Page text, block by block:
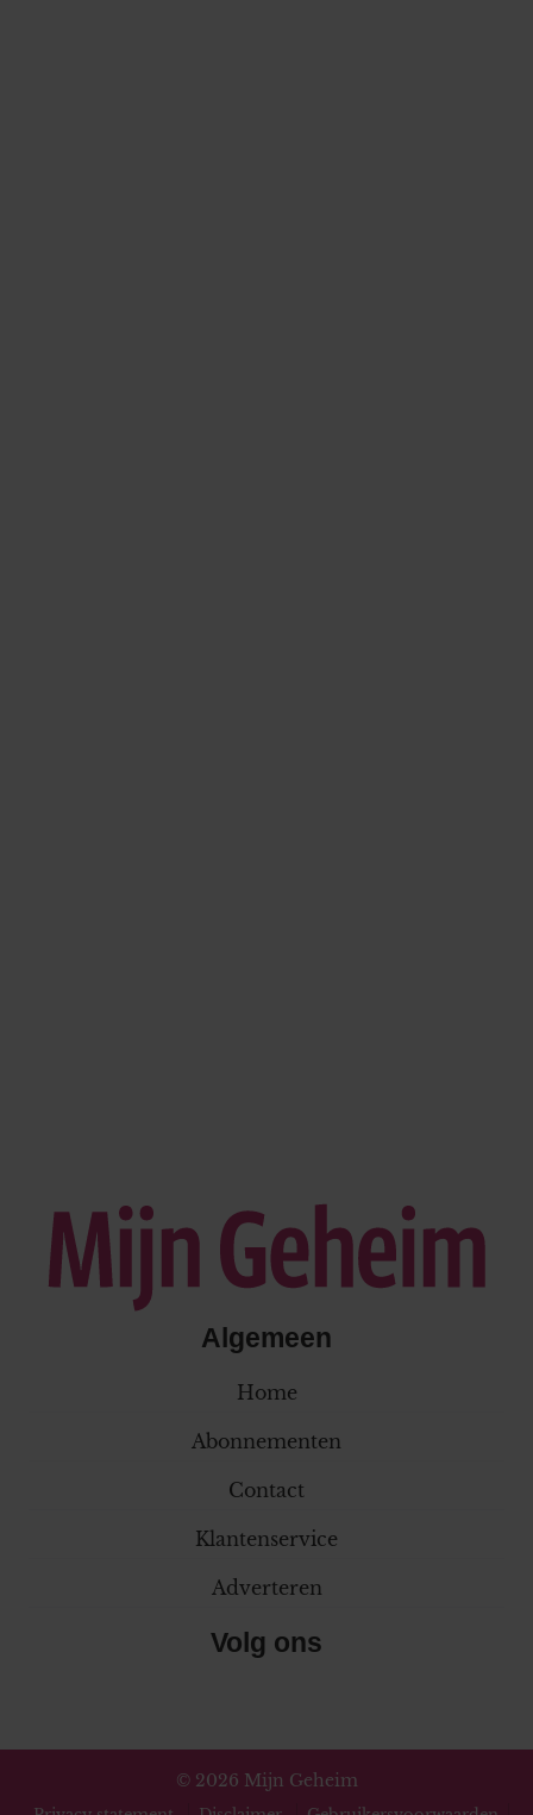
Algemeen
Home
Abonnementen
Contact
Klantenservice
Adverteren
Volg ons
© 2026 Mijn Geheim